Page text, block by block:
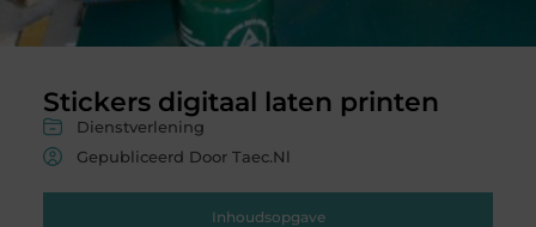
Stickers digitaal laten printen
Dienstverlening
Gepubliceerd Door Taec.nl
Inhoudsopgave